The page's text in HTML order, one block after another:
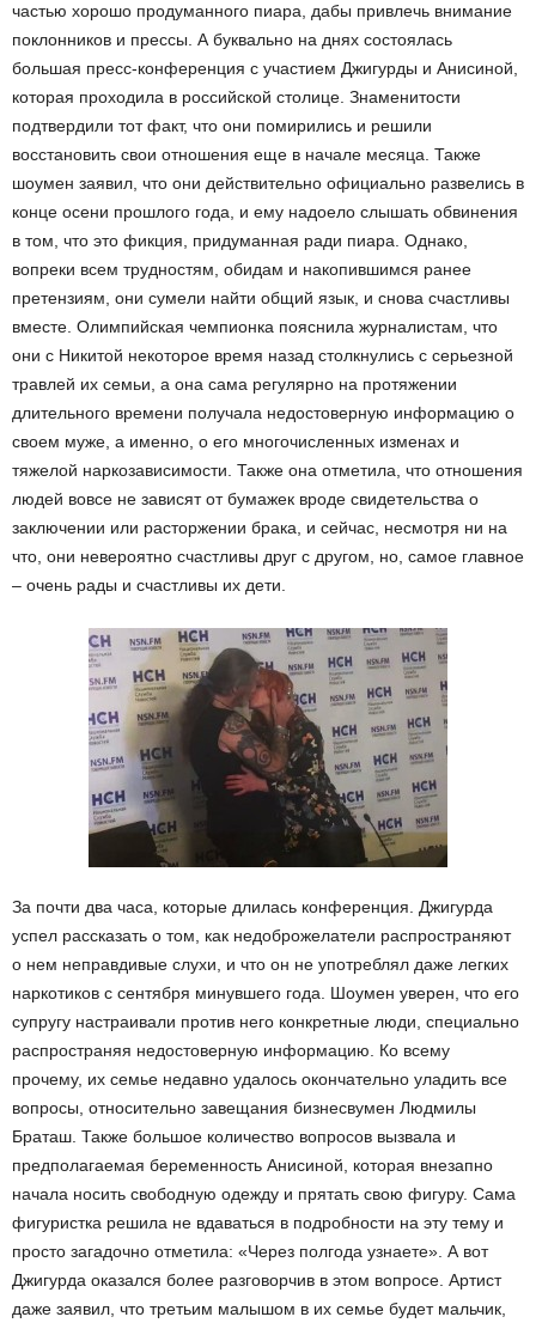
частью хорошо продуманного пиара, дабы привлечь внимание
поклонников и прессы. А буквально на днях состоялась
большая пресс-конференция с участием Джигурды и Анисиной,
которая проходила в российской столице. Знаменитости
подтвердили тот факт, что они помирились и решили
восстановить свои отношения еще в начале месяца. Также
шоумен заявил, что они действительно официально развелись в
конце осени прошлого года, и ему надоело слышать обвинения
в том, что это фикция, придуманная ради пиара. Однако,
вопреки всем трудностям, обидам и накопившимся ранее
претензиям, они сумели найти общий язык, и снова счастливы
вместе. Олимпийская чемпионка пояснила журналистам, что
они с Никитой некоторое время назад столкнулись с серьезной
травлей их семьи, а она сама регулярно на протяжении
длительного времени получала недостоверную информацию о
своем муже, а именно, о его многочисленных изменах и
тяжелой наркозависимости. Также она отметила, что отношения
людей вовсе не зависят от бумажек вроде свидетельства о
заключении или расторжении брака, и сейчас, несмотря ни на
что, они невероятно счастливы друг с другом, но, самое главное
– очень рады и счастливы их дети.
За почти два часа, которые длилась конференция. Джигурда
успел рассказать о том, как недоброжелатели распространяют
о нем неправдивые слухи, и что он не употреблял даже легких
наркотиков с сентября минувшего года. Шоумен уверен, что его
супругу настраивали против него конкретные люди, специально
распространяя недостоверную информацию. Ко всему
прочему, их семье недавно удалось окончательно уладить все
вопросы, относительно завещания бизнесвумен Людмилы
Браташ. Также большое количество вопросов вызвала и
предполагаемая беременность Анисиной, которая внезапно
начала носить свободную одежду и прятать свою фигуру. Сама
фигуристка решила не вдаваться в подробности на эту тему и
просто загадочно отметила: «Через полгода узнаете». А вот
Джигурда оказался более разговорчив в этом вопросе. Артист
даже заявил, что третьим малышом в их семье будет мальчик,